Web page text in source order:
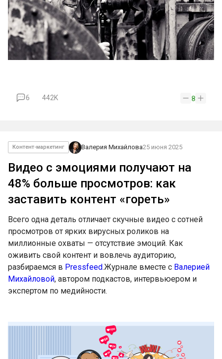
6 442K 8
Контент-маркетинг Валерия Михайлова25 июня 2025
Видео с эмоциями получают на
48% больше просмотров: как
заставить контент «гореть»
Всего одна деталь отличает скучные видео с сотней
просмотров от ярких вирусных роликов на
миллионные охваты — отсутствие эмоций. Как
оживить свой контент и вовлечь аудиторию,
разбираемся в Pressfeed.Журнале вместе с Валерией
Михайловой, автором подкастов, интервьюером и
экспертом по медийности.